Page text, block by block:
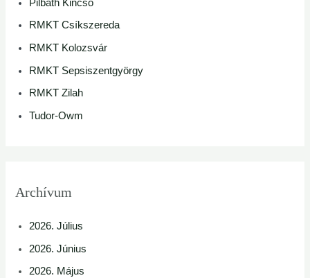
Pilbath Kincso
RMKT Csíkszereda
RMKT Kolozsvár
RMKT Sepsiszentgyörgy
RMKT Zilah
Tudor-Owm
Archívum
2026. Július
2026. Június
2026. Május